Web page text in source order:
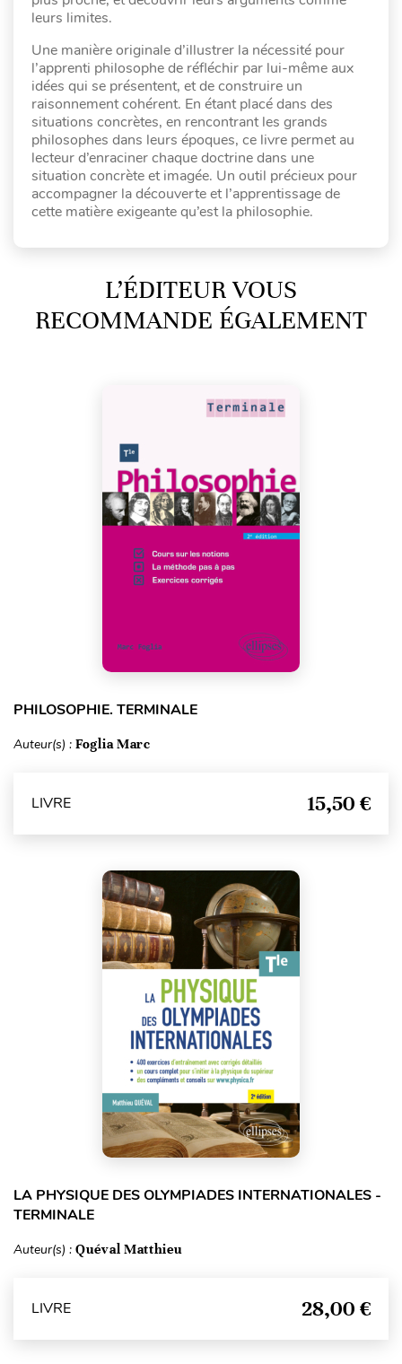
leurs limites.
Une manière originale d’illustrer la nécessité pour
l’apprenti philosophe de réfléchir par lui-même aux
idées qui se présentent, et de construire un
raisonnement cohérent. En étant placé dans des
situations concrètes, en rencontrant les grands
philosophes dans leurs époques, ce livre permet au
lecteur d’enraciner chaque doctrine dans une
situation concrète et imagée. Un outil précieux pour
accompagner la découverte et l’apprentissage de
cette matière exigeante qu’est la philosophie.
L’ÉDITEUR VOUS
RECOMMANDE ÉGALEMENT
PHILOSOPHIE. TERMINALE
Auteur(s) : Foglia Marc
LIVRE 15,50 €
LA PHYSIQUE DES OLYMPIADES INTERNATIONALES -
TERMINALE
Auteur(s) : Quéval Matthieu
LIVRE 28,00 €